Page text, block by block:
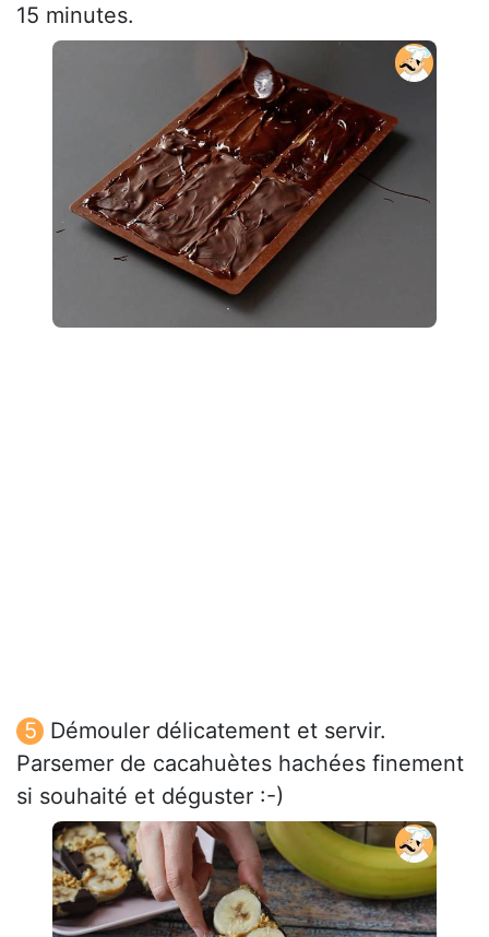
15 minutes.
Démouler délicatement et servir.
Parsemer de cacahuètes hachées finement
si souhaité et déguster :-)